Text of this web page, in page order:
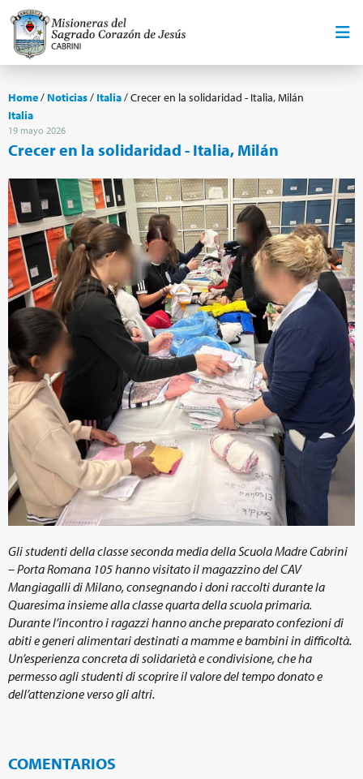
Home/ Noticias/ Italia/Crecer en la solidaridad - Italia, Milán
Italia
19 mayo 2026
Crecer en la solidaridad - Italia, Milán
Gli studenti della classe seconda media della Scuola Madre Cabrini
– Porta Romana 105 hanno visitato il magazzino del CAV
Mangiagalli di Milano, consegnando i doni raccolti durante la
Quaresima insieme alla classe quarta della scuola primaria.
Durante l’incontro i ragazzi hanno anche preparato confezioni di
abiti e generi alimentari destinati a mamme e bambini in difficoltà.
Un’esperienza concreta di solidarietà e condivisione, che ha
permesso agli studenti di scoprire il valore del tempo donato e
dell’attenzione verso gli altri.
COMENTARIOS